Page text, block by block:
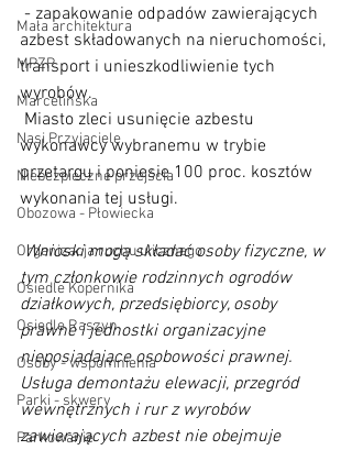
Mała architektura
MPZP
Marcelińska
Nasi Przyjaciele
Niebezpieczne przejścia
Obozowa - Płowiecka
Organizacja ruchu ulicznego
Osiedle Kopernika
Osiedle Raszyn
Osoby - wspomnienia
Parki - skwery
Parkowanie
azbest składowanych na nieruchomości,
transport i unieszkodliwienie tych
wyrobów.
wykonawcy wybranemu w trybie
przetargu i poniesie 100 proc. kosztów
wykonania tej usługi.
Wnioski mogą składać osoby fizyczne, w
tym członkowie rodzinnych ogrodów
działkowych, przedsiębiorcy, osoby
prawne i jednostki organizacyjne
nieposiadające osobowości prawnej.
Usługa demontażu elewacji, przegród
wewnętrznych i rur z wyrobów
zawierających azbest nie obejmuje